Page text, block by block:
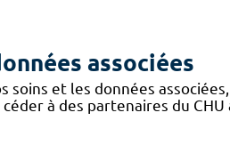
associées
soins et les données
à des partenaires du